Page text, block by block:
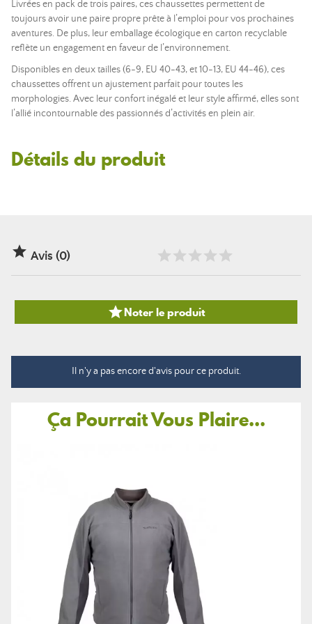
Livrées en pack de trois paires, ces chaussettes permettent de
toujours avoir une paire propre prête à l’emploi pour vos prochaines
aventures. De plus, leur emballage écologique en carton recyclable
reflète un engagement en faveur de l’environnement.
Disponibles en deux tailles (6-9, EU 40-43, et 10-13, EU 44-46), ces
chaussettes offrent un ajustement parfait pour toutes les
morphologies. Avec leur confort inégalé et leur style affirmé, elles sont
l’allié incontournable des passionnés d’activités en plein air.
Détails du produit
 Avis (0)
Noter le produit
Il n'y a pas encore d'avis pour ce produit.
Ça Pourrait Vous Plaire...